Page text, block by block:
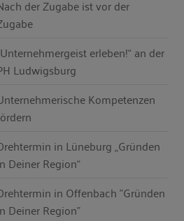
der Zugabe ist vor der
erleben!“ an der
Ludwigsburg
Kompetenzen
in Lüneburg „Gründen
Deiner Region“
in Offenbach "Gründen
Deiner Region"